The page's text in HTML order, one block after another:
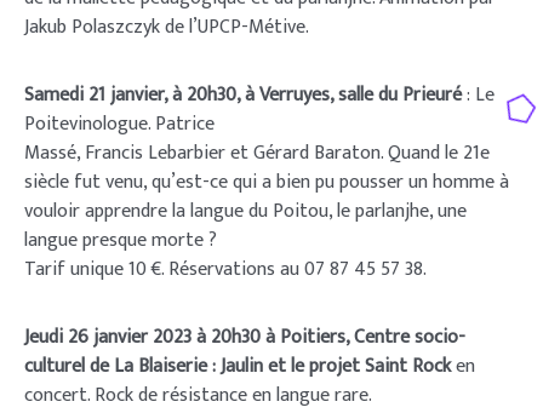
Jakub Polaszczyk de l’UPCP-Métive.
Samedi 21 janvier, à 20h30, à Verruyes, salle du Prieuré: Le
Poitevinologue. Patrice
Massé, Francis Lebarbier et Gérard Baraton. Quand le 21e
siècle fut venu, qu’est-ce qui a bien pu pousser un homme à
vouloir apprendre la langue du Poitou, le parlanjhe, une
langue presque morte ?
Tarif unique 10 €. Réservations au 07 87 45 57 38.
Jeudi 26 janvier 2023 à 20h30 à Poitiers, Centre socio-
culturel de La Blaiserie : Jaulin et le projet Saint Rocken
concert. Rock de résistance en langue rare.